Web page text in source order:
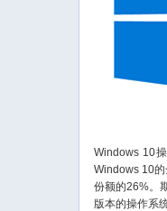
Windows 10
Windows 10
份额的26%。
版本的操作系